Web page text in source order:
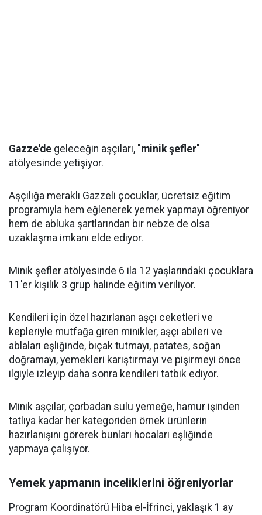
Gazze'de geleceğin aşçıları, "minik şefler"
atölyesinde yetişiyor.
Aşçılığa meraklı Gazzeli çocuklar, ücretsiz eğitim
programıyla hem eğlenerek yemek yapmayı öğreniyor
hem de abluka şartlarından bir nebze de olsa
uzaklaşma imkanı elde ediyor.
Minik şefler atölyesinde 6 ila 12 yaşlarındaki çocuklara
11'er kişilik 3 grup halinde eğitim veriliyor.
Kendileri için özel hazırlanan aşçı ceketleri ve
kepleriyle mutfağa giren minikler, aşçı abileri ve
ablaları eşliğinde, bıçak tutmayı, patates, soğan
doğramayı, yemekleri karıştırmayı ve pişirmeyi önce
ilgiyle izleyip daha sonra kendileri tatbik ediyor.
Minik aşçılar, çorbadan sulu yemeğe, hamur işinden
tatlıya kadar her kategoriden örnek ürünlerin
hazırlanışını görerek bunları hocaları eşliğinde
yapmaya çalışıyor.
Yemek yapmanın inceliklerini öğreniyorlar
Program Koordinatörü Hiba el-İfrinci, yaklaşık 1 ay